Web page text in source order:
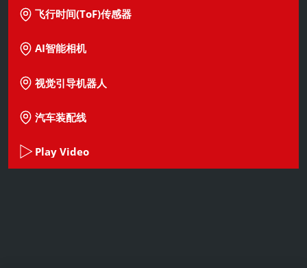
飞行时间(ToF)传感器
AI智能相机
视觉引导机器人
汽车装配线
Play Video